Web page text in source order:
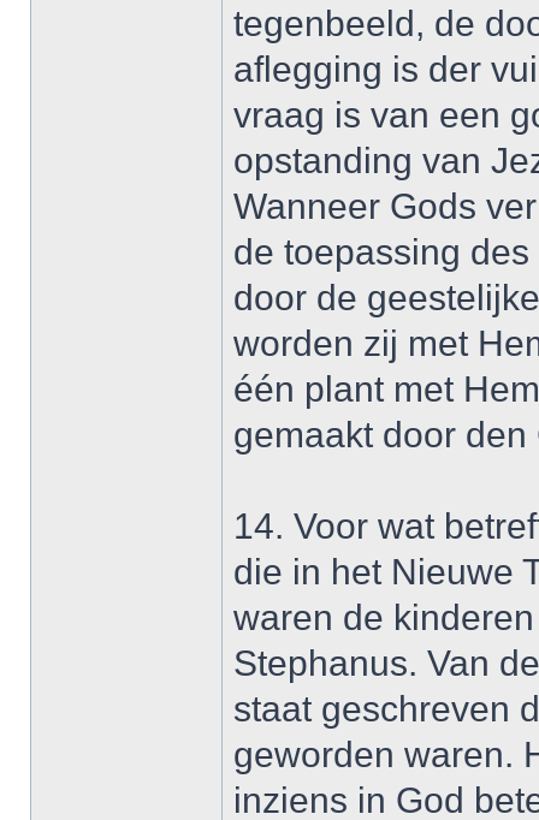
tegenbeeld, de
aflegging is der
vraag is van een
opstanding van
Wanneer Gods
de toepassing
door de
worden zij met
één plant met
gemaakt door den
14. Voor wat
die in het Nieuwe
waren de
Stephanus. Van
staat geschreven
geworden waren.
inziens in God